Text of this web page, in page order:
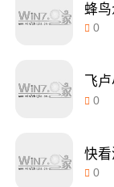
蜂
0
飞
0
快
0